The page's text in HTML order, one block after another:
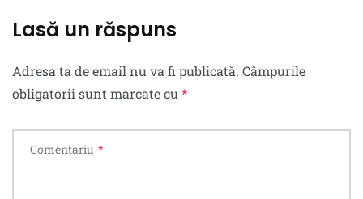
Lasă un răspuns
Adresa ta de email nu va fi publicată. Câmpurile
obligatorii sunt marcate cu *
Comentariu *